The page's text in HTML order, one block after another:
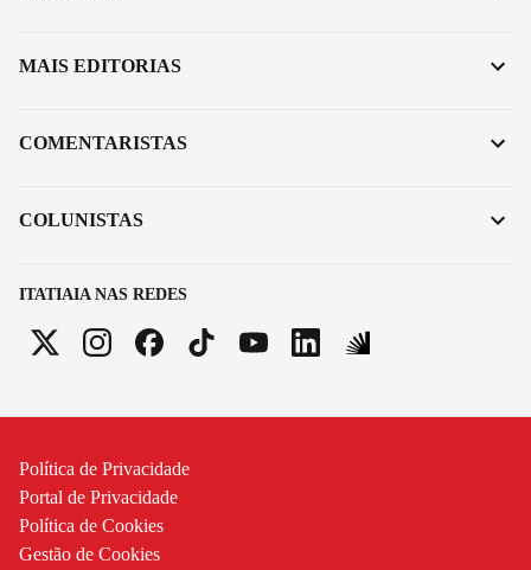
ITATIAIA NAS REDES
MAIS EDITORIAS
COMENTARISTAS
COLUNISTAS
Política de Privacidade
Portal de Privacidade
Política de Cookies
Gestão de Cookies